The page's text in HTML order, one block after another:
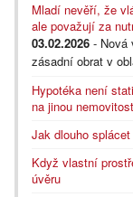
Mladí nevěří, že
ale považují za
03.02.2026 - Nová
zásadní obrat v
Hypotéka není
na jinou nemovitost
Jak dlouho
Když vlastní
úvěru